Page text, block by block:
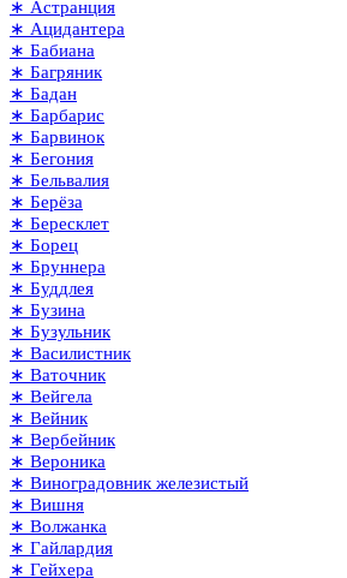
∗ Астранция
∗ Ацидантера
∗ Бабиана
∗ Багряник
∗ Бадан
∗ Барбарис
∗ Барвинок
∗ Бегония
∗ Бельвалия
∗ Берёза
∗ Бересклет
∗ Борец
∗ Бруннера
∗ Буддлея
∗ Бузина
∗ Бузульник
∗ Василистник
∗ Ваточник
∗ Вейгела
∗ Вейник
∗ Вербейник
∗ Вероника
∗ Виноградовник железистый
∗ Вишня
∗ Волжанка
∗ Гайлардия
∗ Гейхера